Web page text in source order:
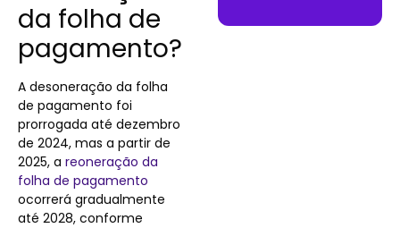
da folha de
pagamento?
A desoneração da folha
de pagamento foi
prorrogada até dezembro
de 2024, mas a partir de
2025, a reoneração da
folha de pagamento
ocorrerá gradualmente
até 2028, conforme